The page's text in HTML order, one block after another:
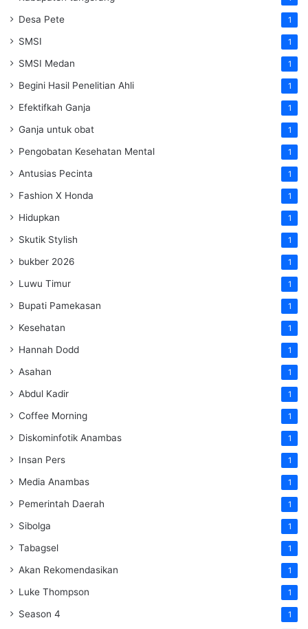
Desa Pete 1
SMSI 1
SMSI Medan 1
Begini Hasil Penelitian Ahli 1
Efektifkah Ganja 1
Ganja untuk obat 1
Pengobatan Kesehatan Mental 1
Antusias Pecinta 1
Fashion X Honda 1
Hidupkan 1
Skutik Stylish 1
bukber 2026 1
Luwu Timur 1
Bupati Pamekasan 1
Kesehatan 1
Hannah Dodd 1
Asahan 1
Abdul Kadir 1
Coffee Morning 1
Diskominfotik Anambas 1
Insan Pers 1
Media Anambas 1
Pemerintah Daerah 1
Sibolga 1
Tabagsel 1
Akan Rekomendasikan 1
Luke Thompson 1
Season 4 1